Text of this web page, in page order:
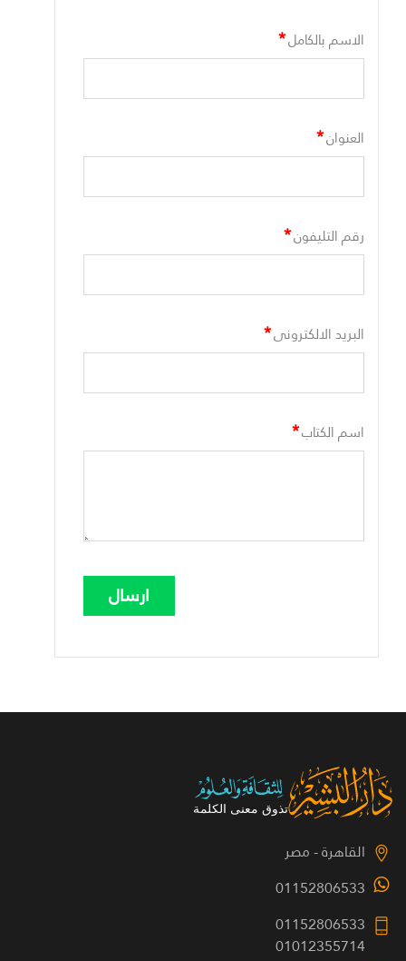
الاسم بالكامل*
العنوان*
رقم التليفون*
البريد الالكترونى*
اسم الكتاب*
القاهرة - مصر
01152806533
01152806533
01012355714